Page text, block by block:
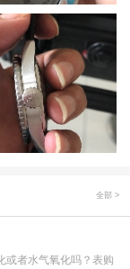
全部 >
或者水气氧化吗？表购